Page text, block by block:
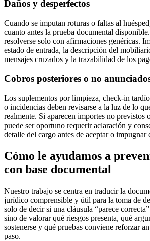
Daños y desperfectos
Cuando se imputan roturas o faltas al
cuanto antes la prueba documental
resolverse solo con afirmaciones genéricas.
estado de entrada, la descripción del
mensajes cruzados y la trazabilidad de los
Cobros posteriores o no
Los suplementos por limpieza, check-in
o incidencias deben revisarse a la luz de lo
realmente. Si aparecen importes no previstos
puede ser oportuno requerir aclaración y
detalle del cargo antes de aceptar o impugnar
Cómo le ayudamos a
con base documental
Nuestro trabajo se centra en traducir la
jurídico comprensible y útil para la toma de
solo de decir si una cláusula “parece
sino de valorar qué riesgos presenta, qué
sostenerse y qué pruebas conviene reforzar
paso.